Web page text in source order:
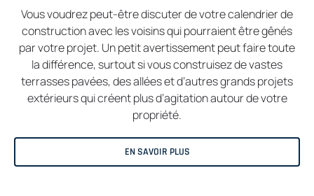
Vous voudrez peut-être discuter de votre calendrier de
construction avec les voisins qui pourraient être gênés
par votre projet. Un petit avertissement peut faire toute
la différence, surtout si vous construisez de vastes
terrasses pavées, des allées et d’autres grands projets
extérieurs qui créent plus d’agitation autour de votre
propriété.
EN SAVOIR PLUS